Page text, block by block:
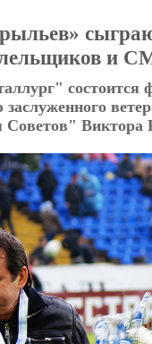
и
состоится
Виктора